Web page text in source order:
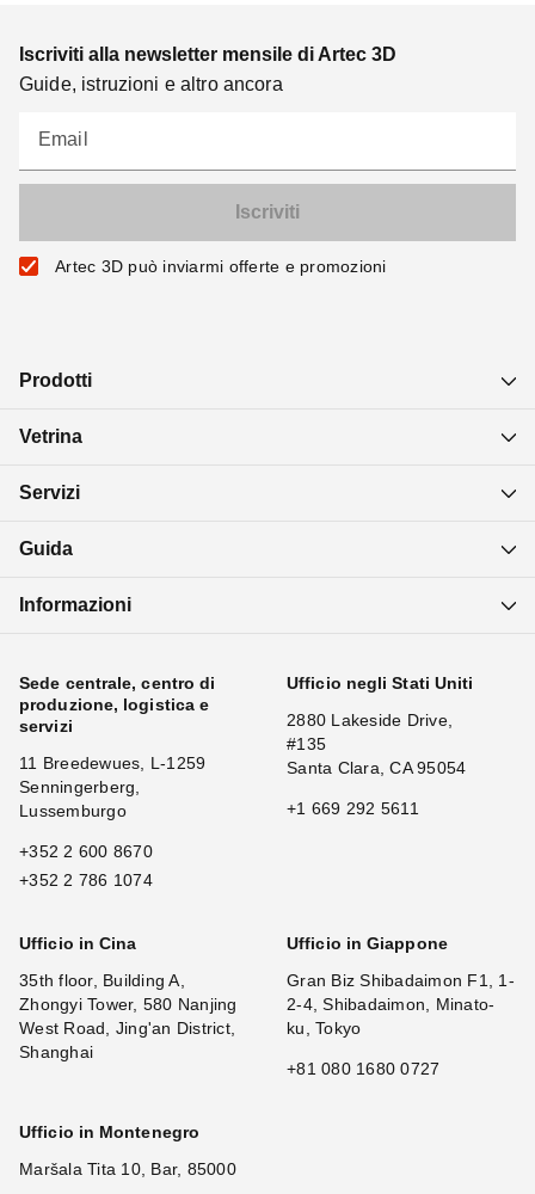
Iscriviti alla newsletter mensile di Artec 3D
Guide, istruzioni e altro ancora
Email
Artec 3D può inviarmi offerte e promozioni
Prodotti
Vetrina
Servizi
Guida
Informazioni
Sede centrale, centro di
produzione, logistica e
servizi
11 Breedewues, L-1259
Senningerberg,
Lussemburgo
+352 2 600 8670
+352 2 786 1074
Ufficio negli Stati Uniti
2880 Lakeside Drive,
#135
Santa Clara, CA 95054
+1 669 292 5611
Ufficio in Cina
35th floor, Building A,
Zhongyi Tower, 580 Nanjing
West Road, Jing'an District,
Shanghai
Ufficio in Giappone
Gran Biz Shibadaimon F1, 1-
2-4, Shibadaimon, Minato-
ku, Tokyo
+81 080 1680 0727
Ufficio in Montenegro
Maršala Tita 10, Bar, 85000